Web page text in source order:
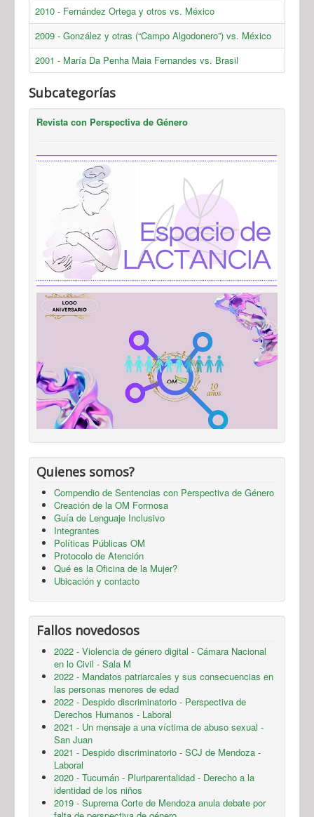
2010 - Fernández Ortega y otros vs. México
2009 - González y otras (“Campo Algodonero”) vs. México
2001 - María Da Penha Maia Fernandes vs. Brasil
Subcategorías
Revista con Perspectiva de Género
Quienes somos?
Compendio de Sentencias con Perspectiva de Género
Creación de la OM Formosa
Guía de Lenguaje Inclusivo
Integrantes
Políticas Públicas OM
Protocolo de Atención
Qué es la Oficina de la Mujer?
Ubicación y contacto
Fallos novedosos
2022 - Violencia de género digital - Cámara Nacional
en lo Civil - Sala M
2022 - Mandatos patriarcales y sus consecuencias en
las personas menores de edad
2022 - Despido discriminatorio - Perspectiva de
Derechos Humanos - Laboral
2021 - Un mensaje a una víctima de abuso sexual -
San Juan
2021 - Despido discriminatorio - SCJ de Mendoza -
Laboral
2020 - Tucumán - Pluriparentalidad - Derecho a la
identidad de los niños
2019 - Suprema Corte de Mendoza anula debate por